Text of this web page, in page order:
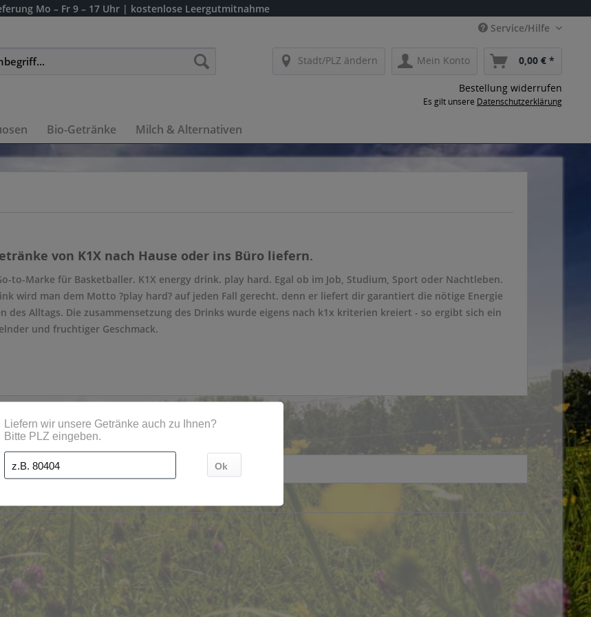
Mo – Fr 9 – 17 Uhr | kostenlose Leergutmitnahme
Service/Hilfe
Stadt/PLZ ändern Mein Konto 0,00 € *
Bestellung widerrufen
Es gilt unsere Datenschutzerklärung
Bio-Getränke Milch & Alternativen
von K1X nach Hause oder ins Büro liefern.
to-Marke für Basketballer. K1X energy drink. play hard. Egal ob im Job, Studium, Sport oder Nachtleben.
wird man dem Motto ?play hard? auf jeden Fall gerecht. denn er liefert dir garantiert die nötige Energie
des Alltags. Die zusammensetzung des Drinks wurde eigens nach k1x kriterien kreiert - so ergibt sich ein
und fruchtiger Geschmack.
und Postleitzahl-Gebieten geliefert